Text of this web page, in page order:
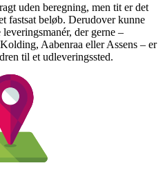
uden beregning, men tit er det
fastsat beløb. Derudover kunne
der gerne –
Aabenraa eller Assens – er
til et udleveringssted.